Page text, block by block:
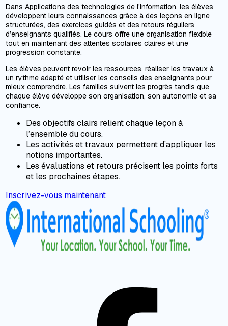
Dans Applications des technologies de l'information, les élèves
développent leurs connaissances grâce à des leçons en ligne
structurées, des exercices guidés et des retours réguliers
d’enseignants qualifiés. Le cours offre une organisation flexible
tout en maintenant des attentes scolaires claires et une
progression constante.
Les élèves peuvent revoir les ressources, réaliser les travaux à
un rythme adapté et utiliser les conseils des enseignants pour
mieux comprendre. Les familles suivent les progrès tandis que
chaque élève développe son organisation, son autonomie et sa
confiance.
Des objectifs clairs relient chaque leçon à
l’ensemble du cours.
Les activités et travaux permettent d’appliquer les
notions importantes.
Les évaluations et retours précisent les points forts
et les prochaines étapes.
Inscrivez-vous maintenant